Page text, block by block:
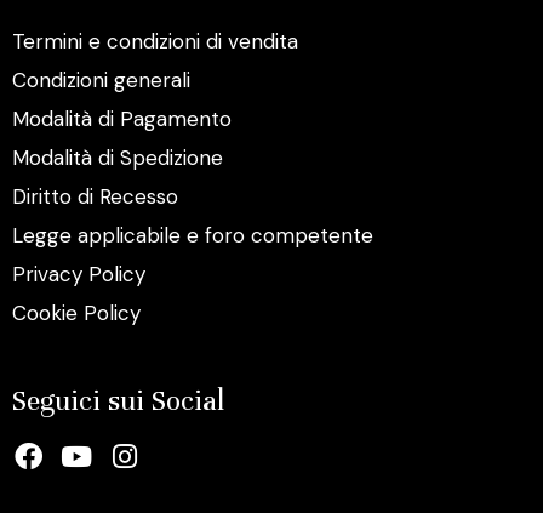
Termini e condizioni di vendita
Condizioni generali
Modalità di Pagamento
Modalità di Spedizione
Diritto di Recesso
Legge applicabile e foro competente
Privacy Policy
Cookie Policy
Seguici sui Social